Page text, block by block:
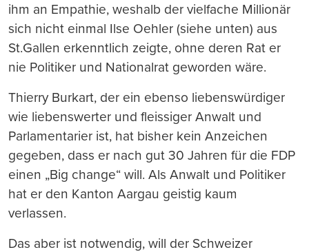
ihm an Empathie, weshalb der vielfache Millionär
sich nicht einmal Ilse Oehler (siehe unten) aus
St.Gallen erkenntlich zeigte, ohne deren Rat er
nie Politiker und Nationalrat geworden wäre.
Thierry Burkart, der ein ebenso liebenswürdiger
wie liebenswerter und fleissiger Anwalt und
Parlamentarier ist, hat bisher kein Anzeichen
gegeben, dass er nach gut 30 Jahren für die FDP
einen „Big change“ will. Als Anwalt und Politiker
hat er den Kanton Aargau geistig kaum
verlassen.
Das aber ist notwendig, will der Schweizer